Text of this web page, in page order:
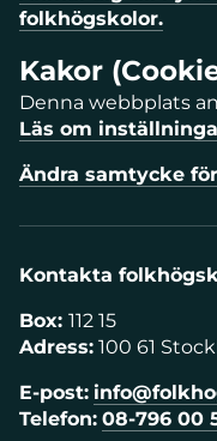
folkhögskolor.
Kakor
Denna webbplats
Läs om
Ändra samtycke
Kontakta
Box: 112 15
Adress: 100 61
E-post:
Telefon: 08-796 00